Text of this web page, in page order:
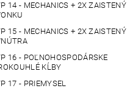
14 - MECHANICS + 2X ZAISTENÝ
15 - MECHANICS + 2X ZAISTENÝ
16 - POĽNOHOSPODÁRSKE
KĹBY
17 - PRIEMYSEL